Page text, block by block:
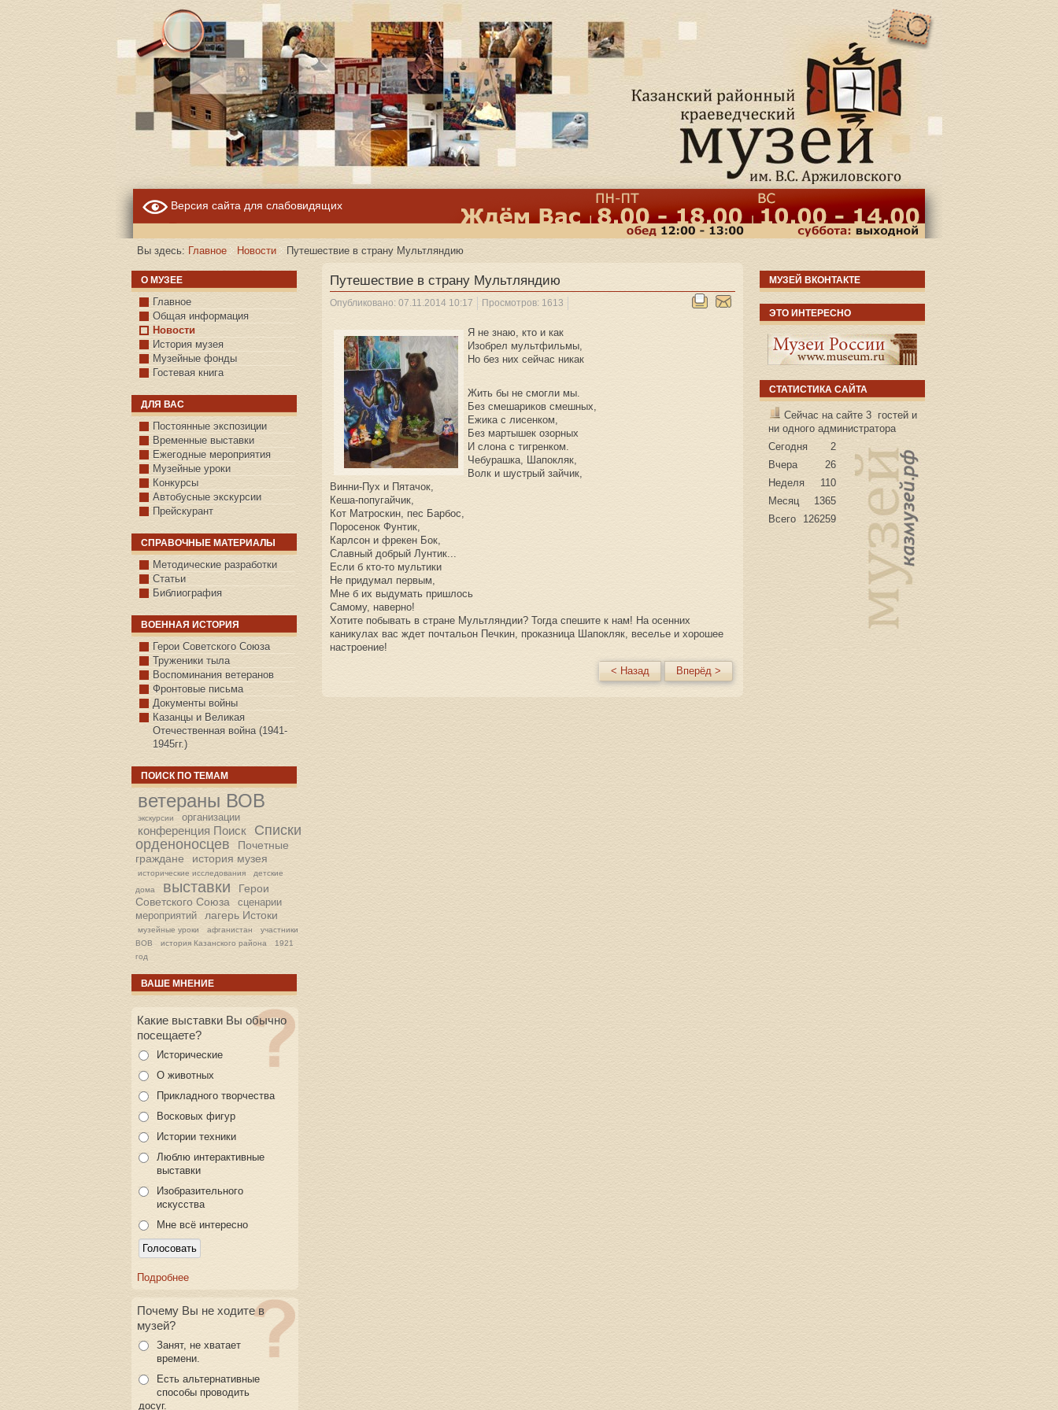
Версия сайта для слабовидящих
Вы здесь: Главное Новости Путешествие в страну Мультляндию
О МУЗЕЕ
Главное
Общая информация
Новости
История музея
Музейные фонды
Гостевая книга
ДЛЯ ВАС
Постоянные экспозиции
Временные выставки
Ежегодные мероприятия
Музейные уроки
Конкурсы
Автобусные экскурсии
Прейскурант
СПРАВОЧНЫЕ МАТЕРИАЛЫ
Методические разработки
Статьи
Библиография
ВОЕННАЯ ИСТОРИЯ
С.КАЗАНСКОЕ
Герои Советского Союза
Труженики тыла
Воспоминания ветеранов
Фронтовые письма
Документы войны
Казанцы и Великая
Отечественная война (1941-
1945гг.)
ПОИСК ПО ТЕМАМ
ветераны ВОВ
экскурсии организации
конференция Поиск Списки
орденоносцев
Почетные
граждане
история музея
исторические исследования
детские
дома
выставки
Герои
Советского Союза
сценарии
мероприятий
лагерь Истоки
музейные уроки афганистан
участники
ВОВ
история Казанского района
1921
год
ВАШЕ МНЕНИЕ
Какие выставки Вы обычно
посещаете?
Исторические
О животных
Прикладного творчества
Восковых фигур
Истории техники
Люблю интерактивные
выставки
Изобразительного
искусства
Мне всё интересно
Подробнее
Почему Вы не ходите в
музей?
Занят, не хватает
времени.
Есть альтернативные
способы проводить
досуг.
Путешествие в страну Мультляндию
Опубликовано: 07.11.2014 10:17 Просмотров: 1613
Я не знаю, кто и как
Изобрел мультфильмы,
Но без них сейчас никак
Жить бы не смогли мы.
Без смешариков смешных,
Ежика с лисенком,
Без мартышек озорных
И слона с тигренком.
Чебурашка, Шапокляк,
Волк и шустрый зайчик,
Винни-Пух и Пятачок,
Кеша-попугайчик,
Кот Матроскин, пес Барбос,
Поросенок Фунтик,
Карлсон и фрекен Бок,
Славный добрый Лунтик...
Если б кто-то мультики
Не придумал первым,
Мне б их выдумать пришлось
Самому, наверно!
Хотите побывать в стране Мультляндии? Тогда спешите к нам! На осенних
каникулах вас ждет почтальон Печкин, проказница Шапокляк, веселье и хорошее
настроение!
< Назад
Вперёд >
МУЗЕЙ ВКОНТАКТЕ
ЭТО ИНТЕРЕСНО
СТАТИСТИКА САЙТА
Сейчас на сайте 3 гостей и
ни одного администратора
Сегодня
2
Вчера
26
Неделя
110
Месяц
1365
Всего
126259